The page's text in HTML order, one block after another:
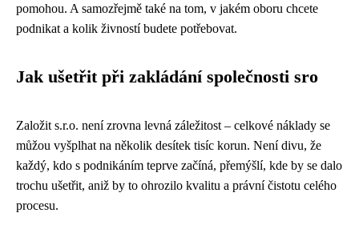
pomohou. A samozřejmě také na tom, v jakém oboru chcete
podnikat a kolik živností budete potřebovat.
Jak ušetřit při zakládání společnosti sro
Založit s.r.o. není zrovna levná záležitost – celkové náklady se
můžou vyšplhat na několik desítek tisíc korun. Není divu, že
každý, kdo s podnikáním teprve začíná, přemýšlí, kde by se dalo
trochu ušetřit, aniž by to ohrozilo kvalitu a právní čistotu celého
procesu.